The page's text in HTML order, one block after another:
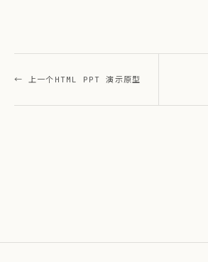
← 上一个 HTML PPT 演示原型